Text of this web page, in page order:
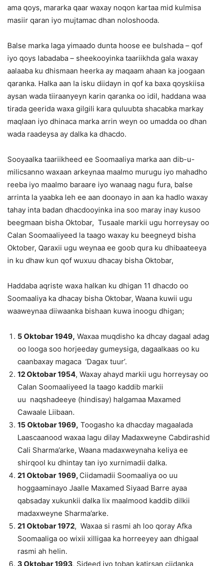
ama qoys, mararka qaar waxay noqon kartaa mid kulmisa
masiir qaran iyo mujtamac dhan noloshooda.
Balse marka laga yimaado dunta hoose ee bulshada – qof
iyo qoys labadaba – sheekooyinka taariikhda gala waxay
aalaaba ku dhismaan heerka ay maqaam ahaan ka joogaan
qaranka. Halka aan la isku diidayn in qof ka baxa qoyskiisa
aysan wada tiiraanyeyn karin qaranka oo idil, haddana waa
tirada geerida waxa gilgili kara quluubta shacabka markay
maqlaan iyo dhinaca marka arrin weyn oo umadda oo dhan
wada raadeysa ay dalka ka dhacdo.
Sooyaalka taariikheed ee Soomaaliya marka aan dib-u-
milicsanno waxaan arkeynaa maalmo murugu iyo mahadho
reeba iyo maalmo baraare iyo wanaag nagu fura, balse
arrinta la yaabka leh ee aan doonayo in aan ka hadlo waxay
tahay inta badan dhacdooyinka ina soo maray inay kusoo
beegmaan bisha Oktobar, Tusaale markii ugu horreysay oo
Calan Soomaaliyeed la taago waxay ku beegneyd bisha
Oktober, Qaraxii ugu weynaa ee goob qura ku dhibaateeya
in ku dhaw kun qof wuxuu dhacay bisha Oktobar,
Haddaba aqriste waxa halkan ku dhigan 11 dhacdo oo
Soomaaliya ka dhacay bisha Oktobar, Waana kuwii ugu
waaweynaa diiwaanka bishaan kuwa inoogu dhigan;
5 Oktobar 1949, Waxaa muqdisho ka dhcay dagaal adag
oo looga soo horjeeday gumeysiga, dagaalkaas oo ku
caanbaxay magaca ‘Dagax tuur’.
12 Oktobar 1954, Waxay ahayd markii ugu horreysay oo
Calan Soomaaliyeed la taago kaddib markii
uu naqshadeeye (hindisay) halgamaa Maxamed
Cawaale Liibaan.
15 Oktobar1969, Toogasho ka dhacday magaalada
Laascaanood waxaa lagu dilay Madaxweyne Cabdirashid
Cali Sharma’arke, Waana madaxweynaha keliya ee
shirqool ku dhintay tan iyo xurnimadii dalka.
21 Oktobar 1969, Ciidamadii Soomaaliya oo uu
hoggaaminayo Jaalle Maxamed Siyaad Barre ayaa
qabsaday xukunkii dalka lix maalmood kaddib dilkii
madaxweyne Sharma’arke.
21 Oktobar 1972, Waxaa si rasmi ah loo qoray Afka
Soomaaliga oo wixii xilligaa ka horreeyey aan dhigaal
rasmi ah helin.
3 Oktobar 1993, Sideed iyo toban katirsan ciidanka